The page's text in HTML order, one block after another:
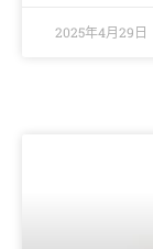
2025年4月29日